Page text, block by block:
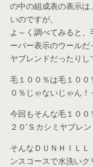
の中の組成表の表示
いのですが、
よ～く調べてみると
ーパー表示のウールだ
ヤブレンドだったりし
毛１００％は毛１００
０％じゃないじゃん！
今回もそんな毛１００
２０’Ｓカシミヤブレ
そんなＤＵＮＨＩＬ
ンスコースで水洗いク